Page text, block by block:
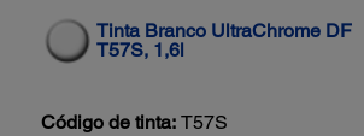
Tinta Branco UltraChrome DF
T57S, 1,6l
Código de tinta: T57S